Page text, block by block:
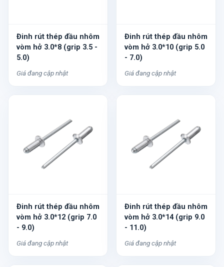
Đinh rút thép đầu nhôm
vòm hở 3.0*8 (grip 3.5 -
5.0)
Giá đang cập nhật
Đinh rút thép đầu nhôm
vòm hở 3.0*10 (grip 5.0
- 7.0)
Giá đang cập nhật
Đinh rút thép đầu nhôm
vòm hở 3.0*12 (grip 7.0
- 9.0)
Giá đang cập nhật
Đinh rút thép đầu nhôm
vòm hở 3.0*14 (grip 9.0
- 11.0)
Giá đang cập nhật